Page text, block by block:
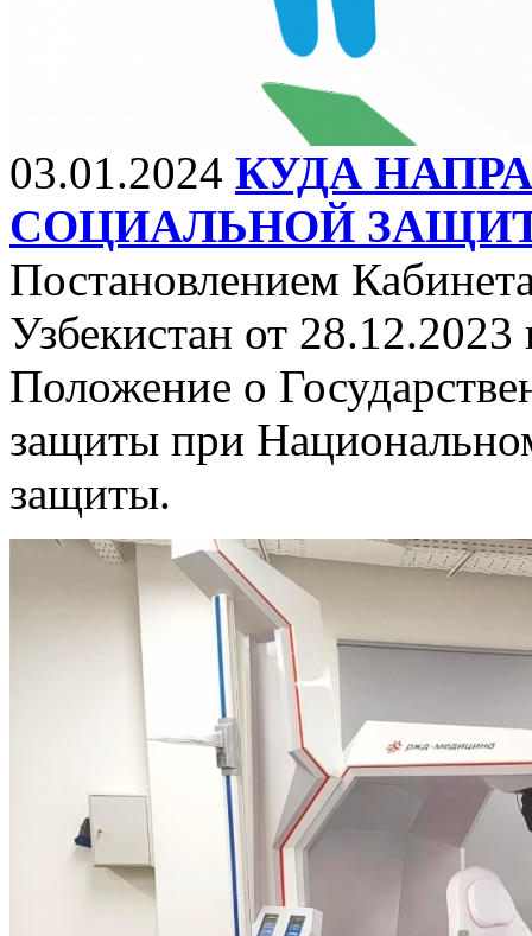
03.01.2024 КУДА
СОЦИАЛЬНОЙ
Постановлением
Узбекистан от
Положение о
защиты при
защиты.